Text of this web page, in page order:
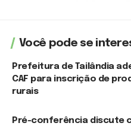
Você pode se
Prefeitura de Tailândia
CAF para inscrição de
rurais
Pré-conferência discute